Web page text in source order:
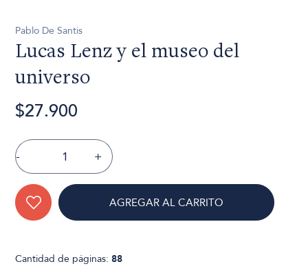
Pablo De Santis
Lucas Lenz y el museo del
universo
$27.900
- +
AGREGAR AL CARRITO
Cantidad de páginas:88